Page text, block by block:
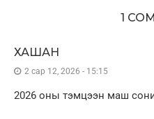
1
ХАШАН
2 сар 12, 2026 - 15:15
2026 оны тэмцээн маш